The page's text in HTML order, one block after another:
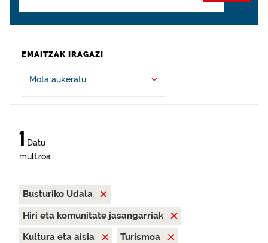
EMAITZAK IRAGAZI
Mota aukeratu
1 Datu
multzoa
Busturiko Udala
Hiri eta komunitate jasangarriak
Kultura eta aisia
Turismoa